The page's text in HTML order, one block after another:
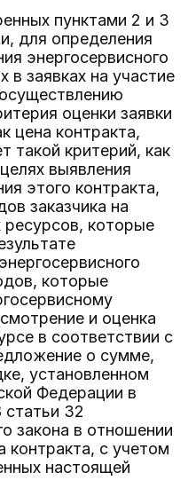
пунктами 2 и 3
для определения
энергосервисного
в заявках на участие
оценки заявки
цена контракта,
такой критерий, как
выявления
этого контракта,
заказчика на
ресурсов, которые
которые
и оценка
в соответствии с
о сумме,
установленном
Федерации в
статьи 32
закона в отношении
контракта, с учетом
настоящей